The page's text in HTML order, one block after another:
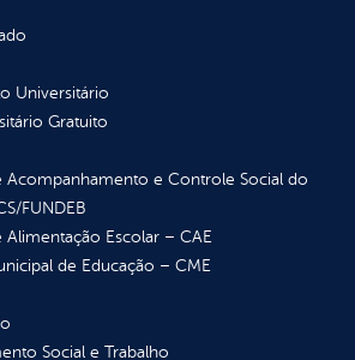
Universitário
Gratuito
Acompanhamento e Controle Social do
FUNDEB
Escolar – CAE
de Educação – CME
Social e Trabalho